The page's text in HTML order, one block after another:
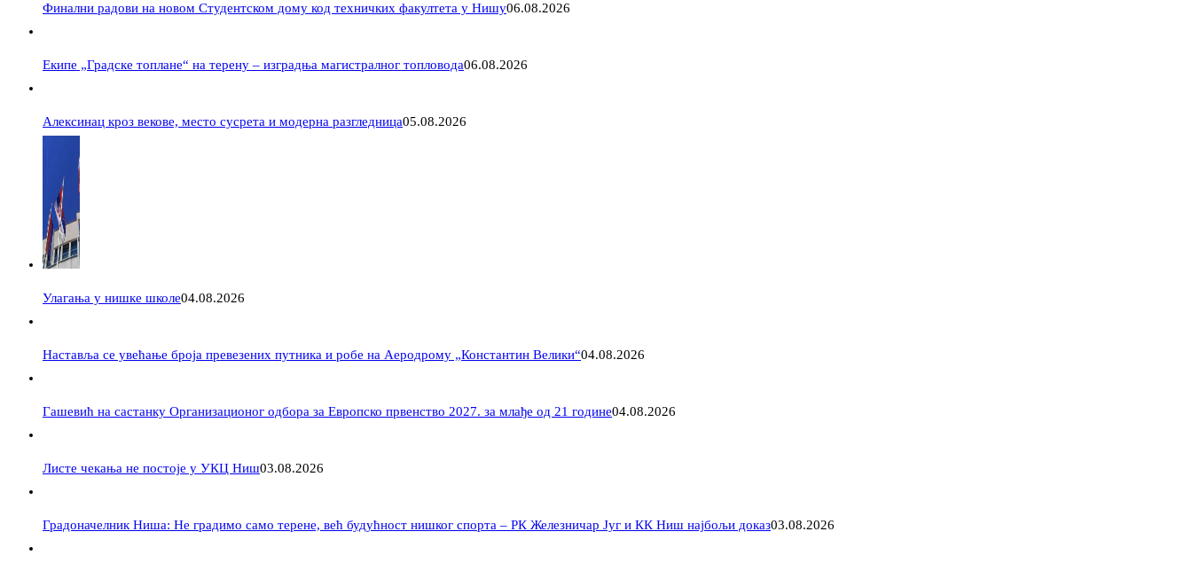
Финални радови на новом Студентском дому код техничких факултета у Нишу06.08.2026
Екипе „Градске топлане“ на терену – изградња магистралног топловода06.08.2026
Алексинац кроз векове, место сусрета и модерна разгледница05.08.2026
Улагања у нишке школе04.08.2026
Наставља се увећање броја превезених путника и робе на Аеродрому „Константин Велики“04.08.2026
Гашевић на састанку Организационог одбора за Европско првенство 2027. за млађе од 21 године04.08.2026
Листе чекања не постоје у УКЦ Ниш03.08.2026
Градоначелник Ниша: Не градимо само терене, већ будућност нишког спорта – РК Железничар Југ и КК Ниш најбољи доказ03.08.2026